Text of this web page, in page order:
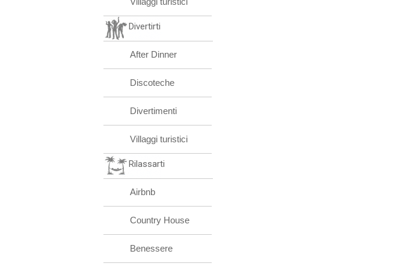
Divertirti
After Dinner
Discoteche
Divertimenti
Villaggi turistici
Rilassarti
Airbnb
Country House
Benessere